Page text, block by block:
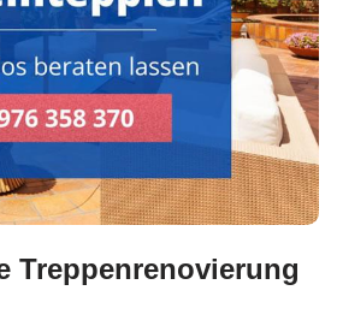
Treppenrenovierung